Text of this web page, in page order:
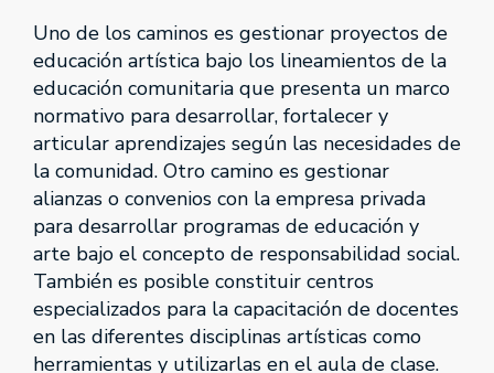
Uno de los caminos es gestionar proyectos de
educación artística bajo los lineamientos de la
educación comunitaria que presenta un marco
normativo para desarrollar, fortalecer y
articular aprendizajes según las necesidades de
la comunidad. Otro camino es gestionar
alianzas o convenios con la empresa privada
para desarrollar programas de educación y
arte bajo el concepto de responsabilidad social.
También es posible constituir centros
especializados para la capacitación de docentes
en las diferentes disciplinas artísticas como
herramientas y utilizarlas en el aula de clase.